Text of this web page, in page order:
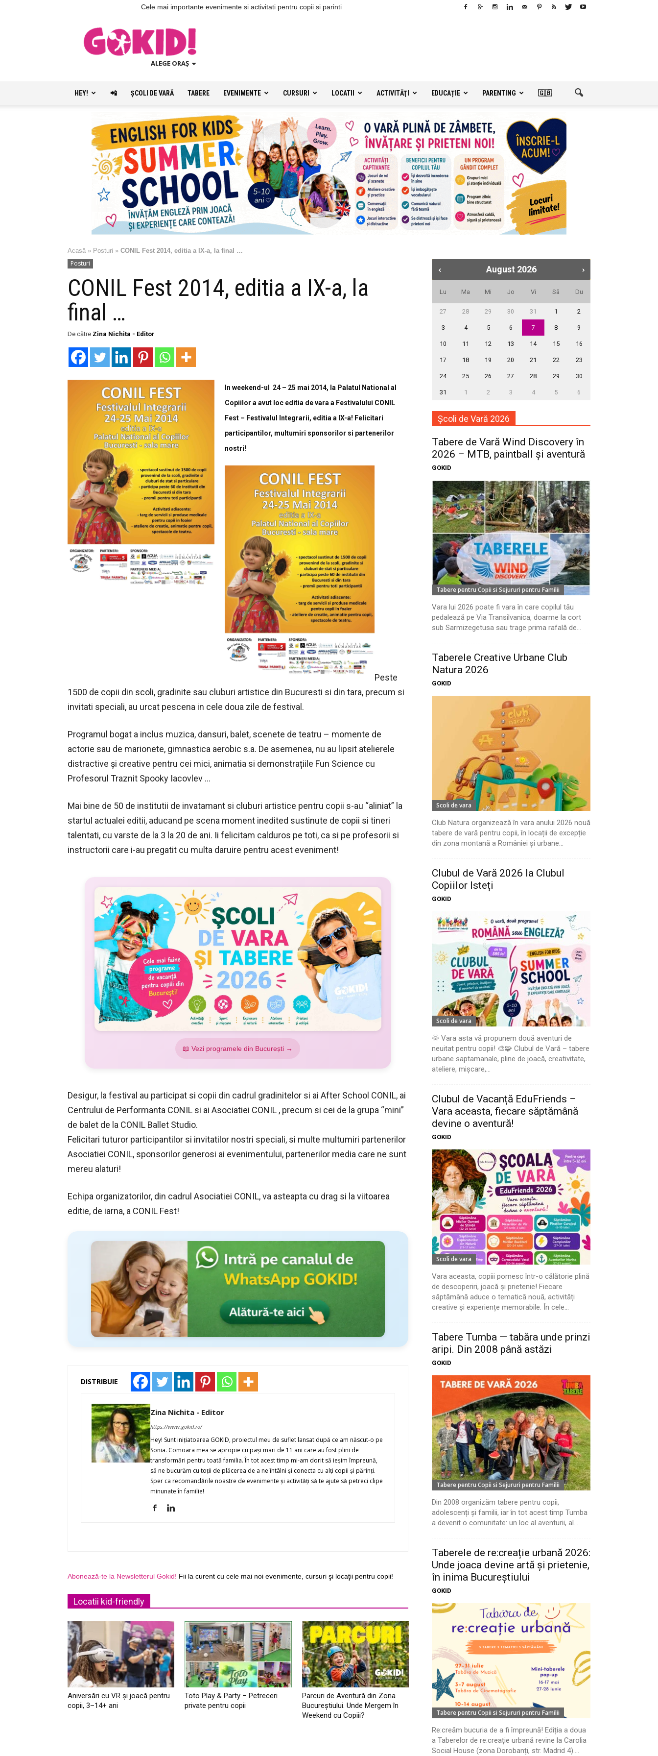
Cele mai importante evenimente si activitati pentru copii si parinti
ALEGE ORAȘ
HEY! 📲 ŞCOLI DE VARĂ TABERE EVENIMENTE CURSURI LOCATII ACTIVITĂŢI EDUCAȚIE PARENTING 🇬🇧
Acasă » Posturi » CONIL Fest 2014, editia a IX-a, la final …
Posturi
CONIL Fest 2014, editia a IX-a, la
final …
De către Zina Nichita - Editor
In weekend-ul 24 – 25 mai 2014, la Palatul National al
Copiilor a avut loc editia de vara a Festivalului CONIL
Fest – Festivalul Integrarii, editia a IX-a! Felicitari
participantilor, multumiri sponsorilor si partenerilor
nostri!
Peste
1500 de copii din scoli, gradinite sau cluburi artistice din Bucuresti si din tara, precum si
invitati speciali, au urcat pescena in cele doua zile de festival.
Programul bogat a inclus muzica, dansuri, balet, scenete de teatru – momente de
actorie sau de marionete, gimnastica aerobic s.a. De asemenea, nu au lipsit atelierele
distractive și creative pentru cei mici, animatia si demonstrațiile Fun Science cu
Profesorul Traznit Spooky Iacovlev …
Mai bine de 50 de institutii de invatamant si cluburi artistice pentru copii s-au “aliniat” la
startul actualei editii, aducand pe scena moment inedited sustinute de copii si tineri
talentati, cu varste de la 3 la 20 de ani. Ii felicitam calduros pe toti, ca si pe profesorii si
instructorii care i-au pregatit cu multa daruire pentru acest eveniment!
📖 Vezi programele din București →
Desigur, la festival au participat si copii din cadrul gradinitelor si ai After School CONIL, ai
Centrului de Performanta CONIL si ai Asociatiei CONIL , precum si cei de la grupa “mini”
de balet de la CONIL Ballet Studio.
Felicitari tuturor participantilor si invitatilor nostri speciali, si multe multumiri partenerilor
Asociatiei CONIL, sponsorilor generosi ai evenimentului, partenerilor media care ne sunt
mereu alaturi!
Echipa organizatorilor, din cadrul Asociatiei CONIL, va asteapta cu drag si la viitoarea
editie, de iarna, a CONIL Fest!
DISTRIBUIE
Zina Nichita - Editor
https://www.gokid.ro/
Hey! Sunt iniţiatoarea GOKID, proiectul meu de suflet lansat după ce am născut-o pe
Sonia. Comoara mea se apropie cu paşi mari de 11 ani care au fost plini de
transformări pentru toată familia. În tot acest timp mi-am dorit să ieşim împreună,
să ne bucurăm cu toţii de plăcerea de a ne întâlni şi conecta cu alţi copii şi părinţi.
Sper ca recomandările noastre de evenimente şi activităţi să te ajute să petreci clipe
minunate în familie!
Abonează-te la Newsletterul Gokid! Fii la curent cu cele mai noi evenimente, cursuri şi locaţii pentru copii!
Locatii kid-friendly
Aniversări cu VR și joacă pentru
copii, 3–14+ ani
Toto Play & Party – Petreceri
private pentru copii
Parcuri de Aventură din Zona
Bucureştiului. Unde Mergem în
Weekend cu Copiii?
August 2026
Lu Ma Mi Jo Vi Sâ Du
27 28 29 30 31 1 2
3 4 5 6 7 8 9
10 11 12 13 14 15 16
17 18 19 20 21 22 23
24 25 26 27 28 29 30
31 1 2 3 4 5 6
Școli de Vară 2026
Tabere de Vară Wind Discovery în
2026 – MTB, paintball și aventură
GOKID
Tabere pentru Copii si Sejururi pentru Familii
Vara lui 2026 poate fi vara în care copilul tău
pedalează pe Via Transilvanica, doarme la cort
sub Sarmizegetusa sau trage prima rafală de...
Taberele Creative Urbane Club
Natura 2026
GOKID
Scoli de vara
Club Natura organizează în vara anului 2026 nouă
tabere de vară pentru copii, în locații de excepție
din zona montană a României și urbane...
Clubul de Vară 2026 la Clubul
Copiilor Isteți
GOKID
Scoli de vara
🌞 Vara asta vă propunem două aventuri de
neuitat pentru copii! 🎨🧩 Clubul de Vară – tabere
urbane saptamanale, pline de joacă, creativitate,
ateliere, mișcare,...
Clubul de Vacanță EduFriends –
Vara aceasta, fiecare săptămână
devine o aventură!
GOKID
Scoli de vara
Vara aceasta, copiii pornesc într-o călătorie plină
de descoperiri, joacă și prietenie! Fiecare
săptămână aduce o tematică nouă, activități
creative și experiențe memorabile. În cele...
Tabere Tumba — tabăra unde prinzi
aripi. Din 2008 până astăzi
GOKID
Tabere pentru Copii si Sejururi pentru Familii
Din 2008 organizăm tabere pentru copii,
adolescenți și familii, iar în tot acest timp Tumba
a devenit o comunitate: un loc al aventurii, al...
Taberele de re:creație urbană 2026:
Unde joaca devine artă și prietenie,
în inima Bucureștiului
GOKID
Tabere pentru Copii si Sejururi pentru Familii
Re:creăm bucuria de a fi împreună! Ediția a doua
a Taberelor de re:creație urbană revine la Carolia
Social House (zona Dorobanți, str. Madrid 4)....